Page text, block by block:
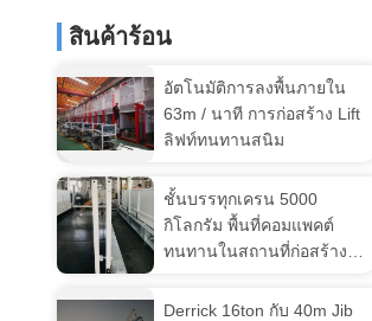
สินค้าร้อน
อัตโนมัติการลงพื้นภายใน
63m / นาที การก่อสร้าง Lift
ลิฟท์ทนทานสนิม
ชั้นบรรทุกเครน 5000
กิโลกรัม พื้นที่คอมแพคต์
ทนทานในสถานที่ก่อสร้าง
Derrick 16ton กับ 40m Jib